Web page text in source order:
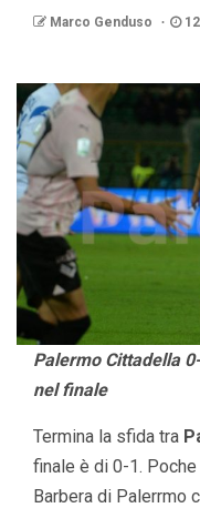
Marco Genduso
Palermo Cittadella
nel finale
Termina la sfida tra
finale è di 0-1.
Barbera di Palerrmo